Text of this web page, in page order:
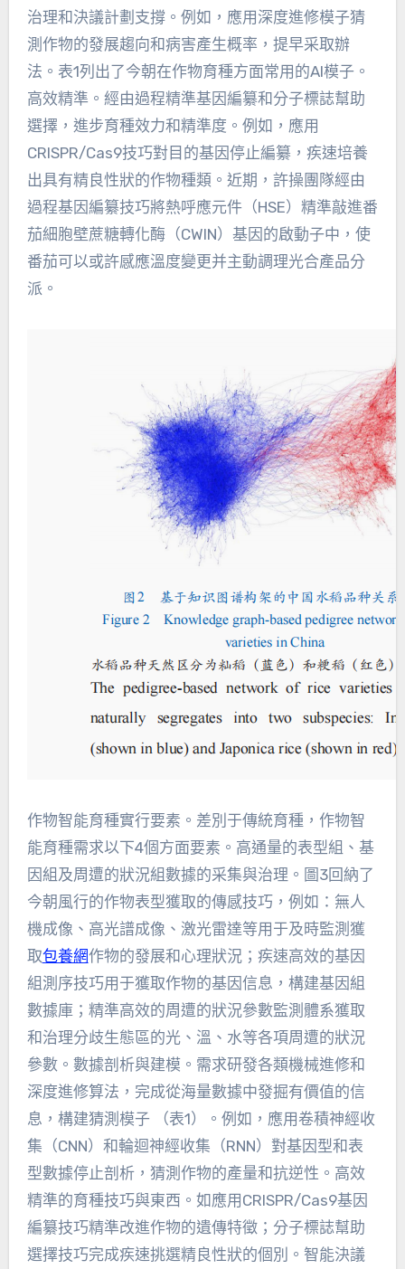
治理和決議計劃支撐。例如，應用深度進修模子猜
測作物的發展趨向和病害產生概率，提早采取辦
法。表1列出了今朝在作物育種方面常用的AI模子。
高效精準。經由過程精準基因編纂和分子標誌幫助
選擇，進步育種效力和精準度。例如，應用
CRISPR/Cas9技巧對目的基因停止編纂，疾速培養
出具有精良性狀的作物種類。近期，許操團隊經由
過程基因編纂技巧將熱呼應元件（HSE）精準敲進番
茄細胞壁蔗糖轉化酶（CWIN）基因的啟動子中，使
番茄可以或許感應溫度變更并主動調理光合產品分
派。
作物智能育種實行要素。差別于傳統育種，作物智
能育種需求以下4個方面要素。高通量的表型組、基
因組及周遭的狀況組數據的采集與治理。圖3回納了
今朝風行的作物表型獲取的傳感技巧，例如：無人
機成像、高光譜成像、激光雷達等用于及時監測獲
取包養網作物的發展和心理狀況；疾速高效的基因
組測序技巧用于獲取作物的基因信息，構建基因組
數據庫；精準高效的周遭的狀況參數監測體系獲取
和治理分歧生態區的光、溫、水等各項周遭的狀況
參數。數據剖析與建模。需求研發各類機械進修和
深度進修算法，完成從海量數據中發掘有價值的信
息，構建猜測模子 （表1）。例如，應用卷積神經收
集（CNN）和輪迴神經收集（RNN）對基因型和表
型數據停止剖析，猜測作物的產量和抗逆性。高效
精準的育種技巧與東西。如應用CRISPR/Cas9基因
編纂技巧精準改進作物的遺傳特徵；分子標誌幫助
選擇技巧完成疾速挑選精良性狀的個別。智能決議